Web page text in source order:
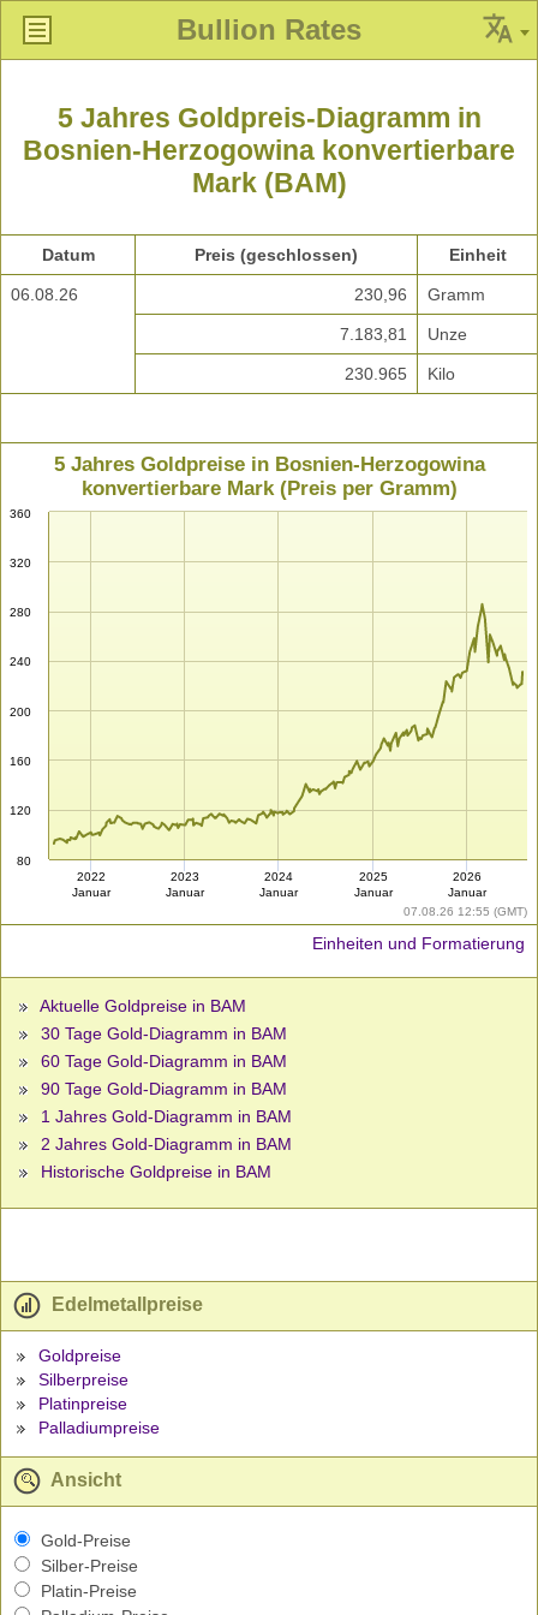
Bullion Rates
5 Jahres Goldpreis-Diagramm in
Bosnien-Herzogowina konvertierbare
Mark (BAM)
Datum Preis (geschlossen) Einheit
06.08.26 230,96 Gramm
7.183,81 Unze
230.965 Kilo
07.08.26 12:55 (GMT)
5 Jahres Goldpreise in Bosnien-Herzogowina
konvertierbare Mark (Preis per Gramm)
80
120
160
200
240
280
320
360
2022
Januar
2023
Januar
2024
Januar
2025
Januar
2026
Januar
Einheiten und Formatierung
Aktuelle Goldpreise in BAM
30 Tage Gold-Diagramm in BAM
60 Tage Gold-Diagramm in BAM
90 Tage Gold-Diagramm in BAM
1 Jahres Gold-Diagramm in BAM
2 Jahres Gold-Diagramm in BAM
Historische Goldpreise in BAM
Edelmetallpreise
Goldpreise
Silberpreise
Platinpreise
Palladiumpreise
Ansicht
Gold-Preise
Silber-Preise
Platin-Preise